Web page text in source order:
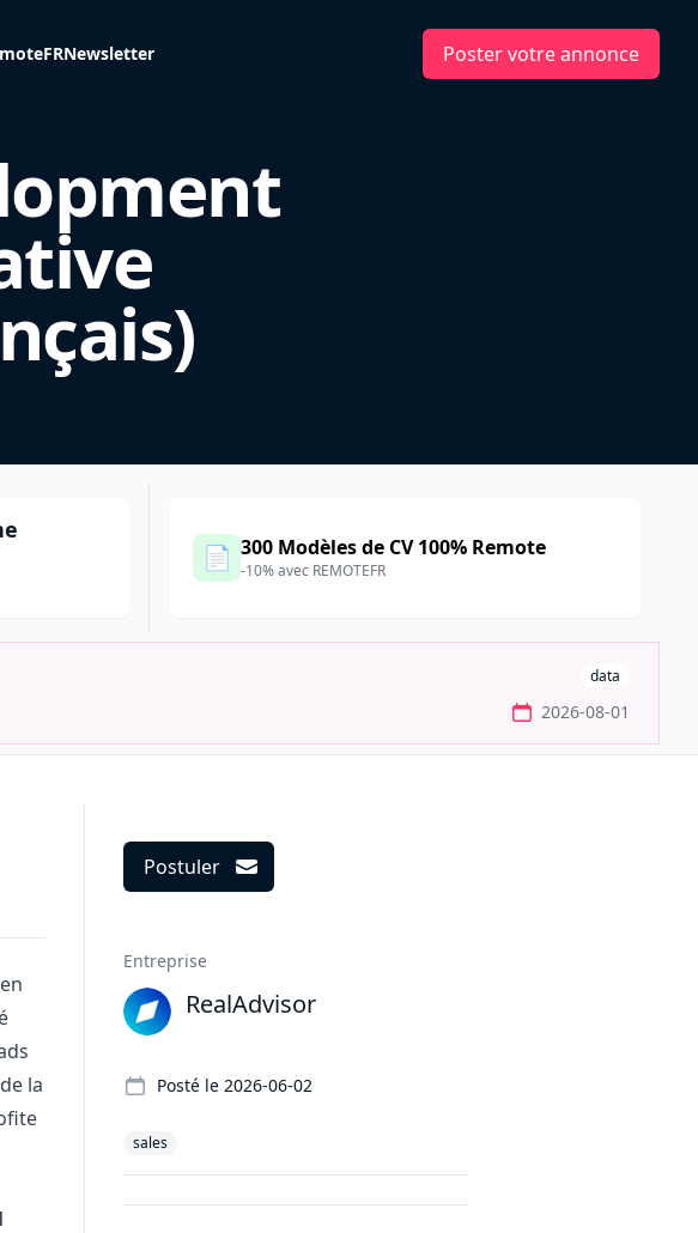
Newsletter Poster votre annonce
📄 300 Modèles de CV 100% Remote
-10% avec REMOTEFR
data
2026-08-01
la
Postuler
Entreprise
RealAdvisor
Posté le 2026-06-02
sales